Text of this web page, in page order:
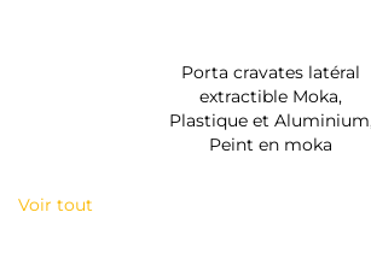
Porta cravates latéral
extractible Moka,
Plastique et
Peint en moka
Voir tout